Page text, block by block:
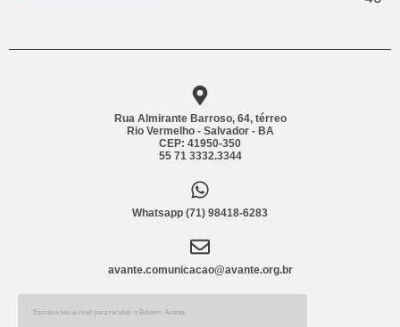
Rua Almirante Barroso, 64, térreo
Rio Vermelho - Salvador - BA
CEP: 41950-350
55 71 3332.3344
Whatsapp (71) 98418-6283
avante.comunicacao@avante.org.br